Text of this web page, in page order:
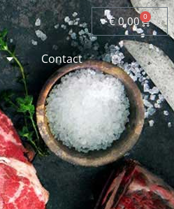
€0,00 0
Contact